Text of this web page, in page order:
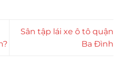
Sân tập lái xe ô tô quận
Ba Đình